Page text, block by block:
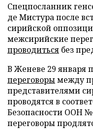
Спецпосланник
де Мистура после
сирийской
межсирийские
проводиться без
В Женеве 29 января
переговорымежду
представителями
проводятся в
Безопасности ООН
переговоры